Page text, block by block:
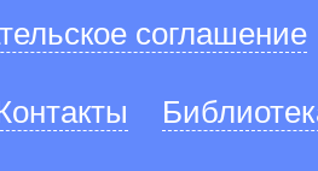
соглашение